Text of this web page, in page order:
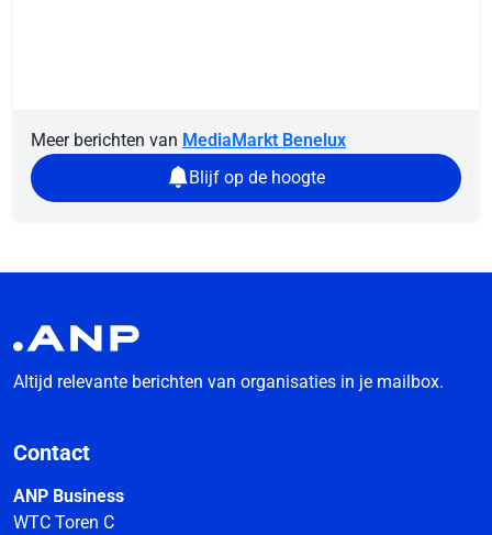
Meer berichten van MediaMarkt Benelux
Blijf op de hoogte
Altijd relevante berichten van organisaties in je mailbox.
Contact
ANP Business
WTC Toren C